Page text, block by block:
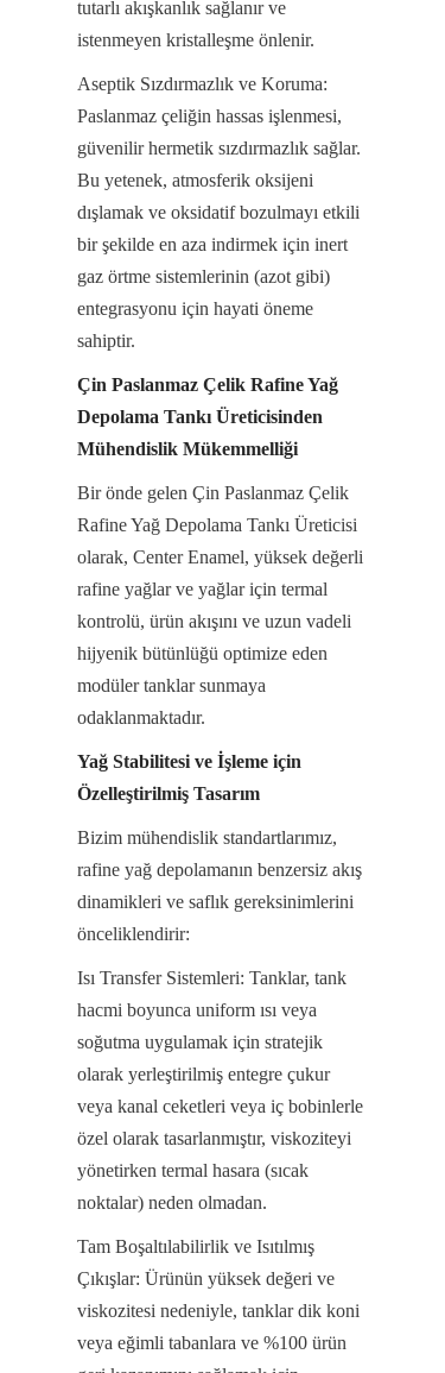
tutarlı akışkanlık sağlanır ve
istenmeyen kristalleşme önlenir.
Aseptik Sızdırmazlık ve Koruma:
Paslanmaz çeliğin hassas işlenmesi,
güvenilir hermetik sızdırmazlık sağlar.
Bu yetenek, atmosferik oksijeni
dışlamak ve oksidatif bozulmayı etkili
bir şekilde en aza indirmek için inert
gaz örtme sistemlerinin (azot gibi)
entegrasyonu için hayati öneme
sahiptir.
Çin Paslanmaz Çelik Rafine Yağ
Depolama Tankı Üreticisinden
Mühendislik Mükemmelliği
Bir önde gelen Çin Paslanmaz Çelik
Rafine Yağ Depolama Tankı Üreticisi
olarak, Center Enamel, yüksek değerli
rafine yağlar ve yağlar için termal
kontrolü, ürün akışını ve uzun vadeli
hijyenik bütünlüğü optimize eden
modüler tanklar sunmaya
odaklanmaktadır.
Yağ Stabilitesi ve İşleme için
Özelleştirilmiş Tasarım
Bizim mühendislik standartlarımız,
rafine yağ depolamanın benzersiz akış
dinamikleri ve saflık gereksinimlerini
önceliklendirir:
Isı Transfer Sistemleri: Tanklar, tank
hacmi boyunca uniform ısı veya
soğutma uygulamak için stratejik
olarak yerleştirilmiş entegre çukur
veya kanal ceketleri veya iç bobinlerle
özel olarak tasarlanmıştır, viskoziteyi
yönetirken termal hasara (sıcak
noktalar) neden olmadan.
Tam Boşaltılabilirlik ve Isıtılmış
Çıkışlar: Ürünün yüksek değeri ve
viskozitesi nedeniyle, tanklar dik koni
veya eğimli tabanlara ve %100 ürün